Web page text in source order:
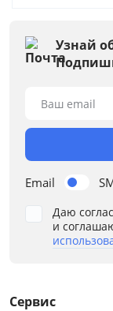
Узнай
Email
Ваш email
Даю
и
Сервис